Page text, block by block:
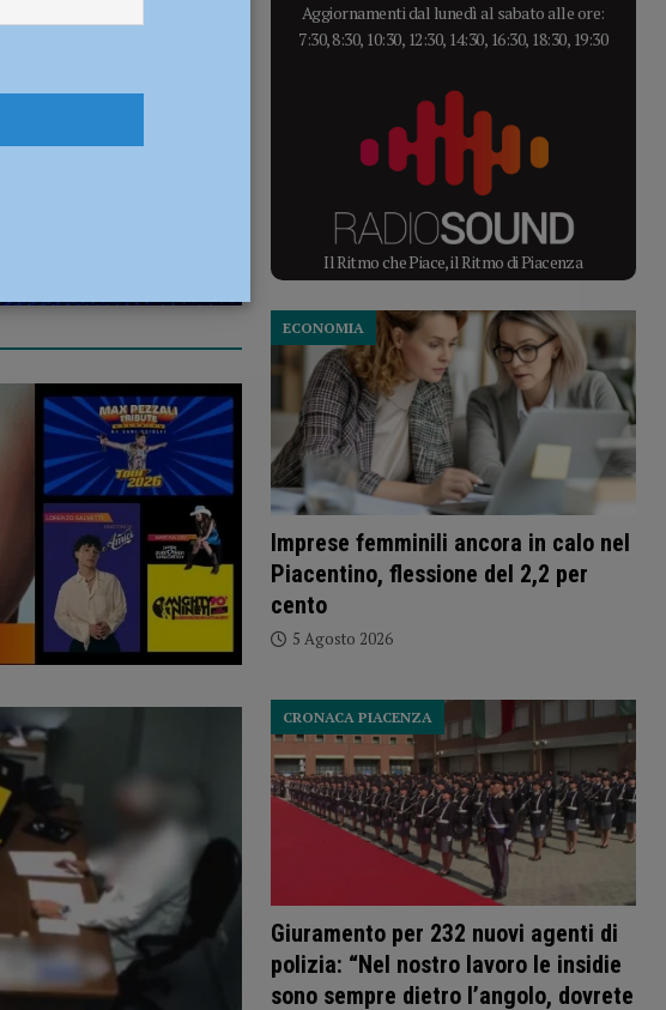
Aggiornamenti dal lunedì al sabato alle ore:
7:30, 8:30, 10:30, 12:30, 14:30, 16:30, 18:30, 19:30
Il Ritmo che Piace, il Ritmo di Piacenza
Imprese femminili ancora in calo nel
Piacentino, flessione del 2,2 per
cento
ECONOMIA
5 Agosto 2026
Giuramento per 232 nuovi agenti di
polizia: “Nel nostro lavoro le insidie
sono sempre dietro l’angolo, dovrete
CRONACA PIACENZA